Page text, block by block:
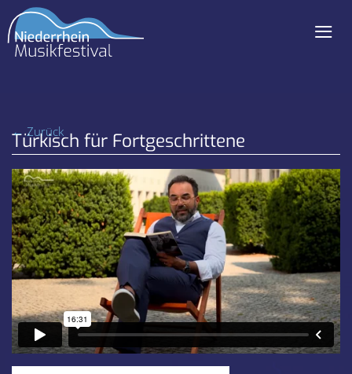
≡
← Zurück
Türkisch für Fortgeschrittene